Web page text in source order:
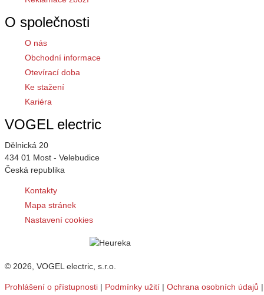
O společnosti
O nás
Obchodní informace
Otevírací doba
Ke stažení
Kariéra
VOGEL electric
Dělnická 20
434 01 Most - Velebudice
Česká republika
Kontakty
Mapa stránek
Nastavení cookies
© 2026, VOGEL electric, s.r.o.
Prohlášení o přístupnosti | Podmínky užití | Ochrana osobních údajů